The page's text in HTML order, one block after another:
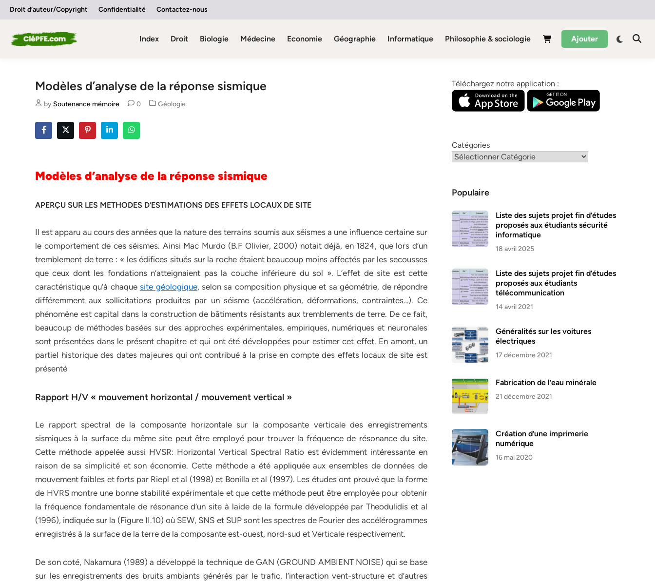
SkipDroit d’auteur/Copyright Confidentialité Contactez-nous
Index Droit Biologie Médecine Economie Géographie Informatique Philosophie & sociologie Ajouter
Modèles d’analyse de la réponse sismique
by Soutenance mémoire 0
Posted
Géologie
Modèles d’analyse de la réponse sismique
APERÇU SUR LES METHODES D’ESTIMATIONS DES EFFETS LOCAUX DE SITE
Il est apparu au cours des années que la nature des terrains soumis aux séismes a une influence certaine sur
le comportement de ces séismes. Ainsi Mac Murdo (B.F Olivier, 2000) notait déjà, en 1824, que lors d’un
tremblement de terre : « les édifices situés sur la roche étaient beaucoup moins affectés par les secousses
que ceux dont les fondations n’atteignaient pas la couche inférieure du sol ». L’effet de site est cette
caractéristique qu’à chaquesite géologique, selon sa composition physique et sa géométrie, de répondre
différemment aux sollicitations produites par un séisme (accélération, déformations, contraintes…). Ce
phénomène est capital dans la construction de bâtiments résistants aux tremblements de terre. De ce fait,
beaucoup de méthodes basées sur des approches expérimentales, empiriques, numériques et neuronales
sont présentées dans le présent chapitre et qui ont été développées pour estimer cet effet. En amont, un
partiel historique des dates majeures qui ont contribué à la prise en compte des effets locaux de site est
présenté
Rapport H/V « mouvement horizontal / mouvement vertical »
Le rapport spectral de la composante horizontale sur la composante verticale des enregistrements
sismiques à la surface du même site peut être employé pour trouver la fréquence de résonance du site.
Cette méthode appelée aussi HVSR: Horizontal Vertical Spectral Ratio est évidemment intéressante en
raison de sa simplicité et son économie. Cette méthode a été appliquée aux ensembles de données de
mouvement faibles et forts par Riepl et al (1998) et Bonilla et al (1997). Les études ont prouvé que la forme
de HVRS montre une bonne stabilité expérimentale et que cette méthode peut être employée pour obtenir
la fréquence fondamentale de résonance d’un site à laide de la formule développée par Theodulidis et al
(1996), indiquée sur la (Figure II.10) où SEW, SNS et SUP sont les spectres de Fourier des accélérogrammes
enregistrés à la surface de la terre de la composante est-ouest, nord-sud et Verticale respectivement.
De son coté, Nakamura (1989) a développé la technique de GAN (GROUND AMBIENT NOISE) qui se base
sur les enregistrements des bruits ambiants générés par le trafic, l’interaction vent-structure et d’autres
Téléchargez notre application :
Catégories
Populaire
Liste des sujets projet fin d’études
proposés aux étudiants sécurité
informatique
18 avril 2025
Liste des sujets projet fin d’études
proposés aux étudiants
télécommunication
14 avril 2021
Généralités sur les voitures
électriques
17 décembre 2021
Fabrication de l’eau minérale
21 décembre 2021
Création d’une imprimerie
numérique
16 mai 2020